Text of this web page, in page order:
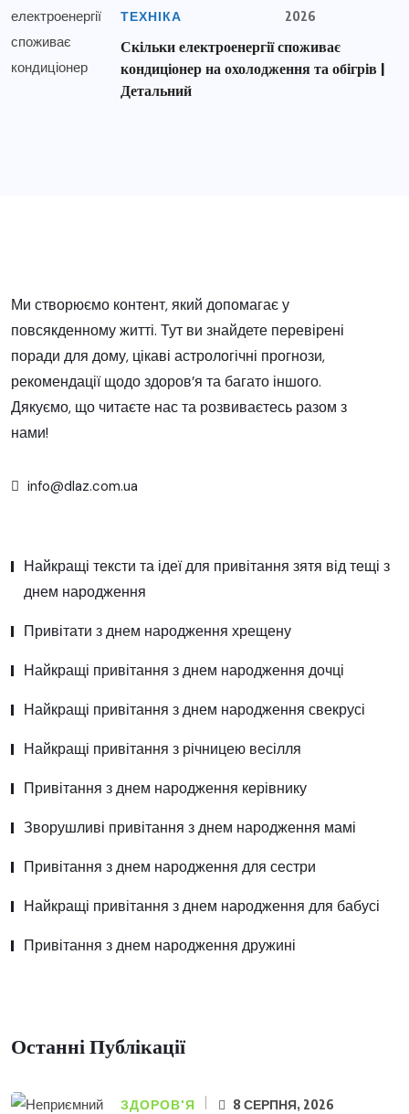
ТЕХНІКА
2026
Скільки електроенергії споживає
кондиціонер на охолодження та обігрів |
Детальний
Ми створюємо контент, який допомагає у
повсякденному житті. Тут ви знайдете перевірені
поради для дому, цікаві астрологічні прогнози,
рекомендації щодо здоров’я та багато іншого.
Дякуємо, що читаєте нас та розвиваєтесь разом з
нами!
info@dlaz.com.ua
Найкращі тексти та ідеї для привітання зятя від тещі з
днем народження
Привітати з днем народження хрещену
Найкращі привітання з днем народження дочці
Найкращі привітання з днем народження свекрусі
Найкращі привітання з річницею весілля
Привітання з днем народження керівнику
Зворушливі привітання з днем народження мамі
Привітання з днем народження для сестри
Найкращі привітання з днем народження для бабусі
Привітання з днем народження дружині
Останні Публікації
ЗДОРОВ'Я 8 СЕРПНЯ, 2026